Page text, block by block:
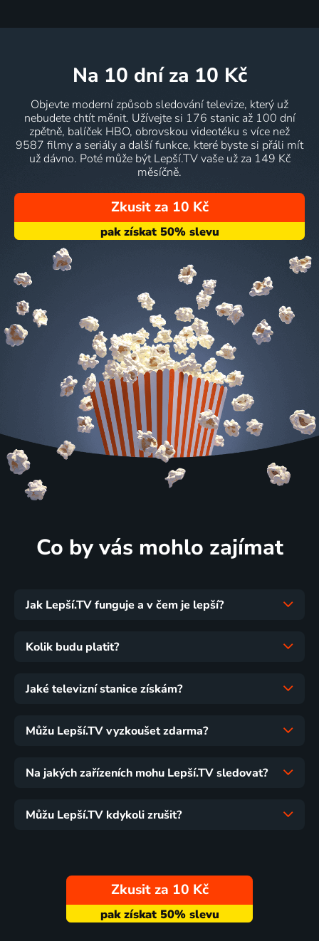
na 10 dní za 10 Kč
Objevte moderní způsob sledování televize, který už
nebudete chtít měnit. Užívejte si 176 stanic až 100 dní
zpětně, balíček HBO, obrovskou videotéku s více než
9587 filmy a seriály a další funkce, které byste si přáli mít
už dávno. Poté může být Lepší.TV vaše už za 149 Kč
měsíčně.
Zkusit za 10 Kč
Co by vás mohlo zajímat
Jak Lepší.TV funguje a v čem je lepší?
Kolik budu platit?
Jaké televizní stanice získám?
Můžu Lepší.TV vyzkoušet zdarma?
Na jakých zařízeních mohu Lepší.TV sledovat?
Můžu Lepší.TV kdykoli zrušit?
Zkusit za 10 Kč